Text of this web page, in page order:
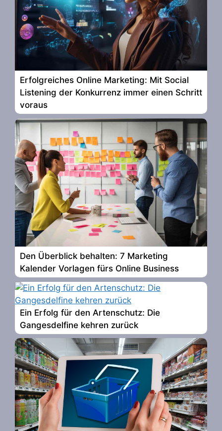
Erfolgreiches Online Marketing: Mit Social
Listening der Konkurrenz immer einen Schritt
voraus
Den Überblick behalten: 7 Marketing
Kalender Vorlagen fürs Online Business
Ein Erfolg für den Artenschutz: Die
Gangesdelfine kehren zurück